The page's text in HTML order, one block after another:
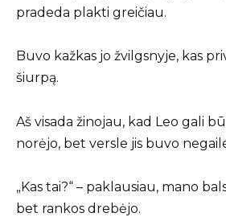
pradeda plakti greičiau.
Buvo kažkas jo žvilgsnyje, kas
šiurpą.
Aš visada žinojau, kad Leo gali
norėjo, bet versle jis buvo
„Kas tai?“ – paklausiau, mano
bet rankos drebėjo.